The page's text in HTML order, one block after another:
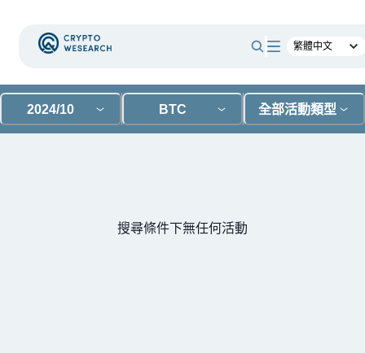
2024/10 BTC 全部活動類型
搜尋條件下無任何活動